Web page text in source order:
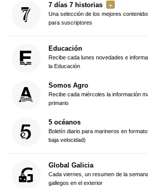
7 días 7 historias
Una selección de los mejores
para suscriptores
Educación
Recibe cada lunes novedades e
la Educación
Somos Agro
Recibe cada miércoles la información
primario
5 océanos
Boletín diario para marineros en
baja velocidad)
Global Galicia
Cada viernes, un resumen de la
gallegos en el exterior